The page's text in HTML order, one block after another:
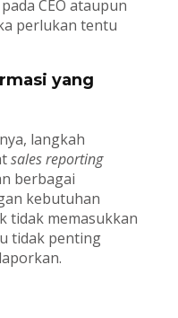
CEO ataupun
perlukan tentu
yang
langkah
sales reporting
berbagai
kebutuhan
tidak memasukkan
tidak penting